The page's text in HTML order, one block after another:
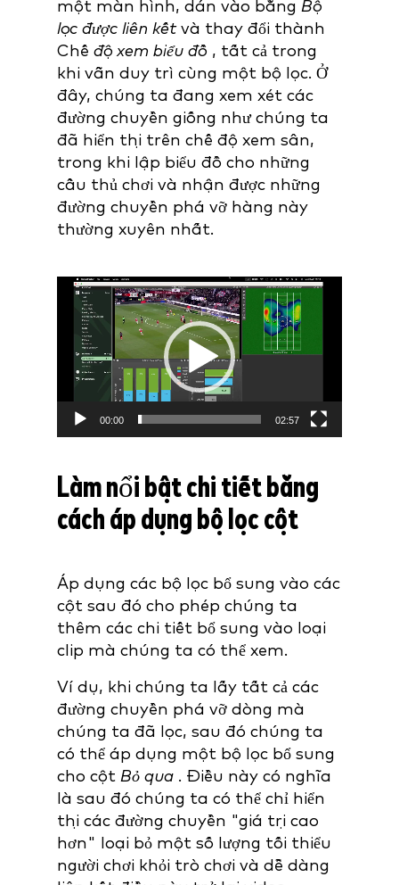
một màn hình, dán vào bằng Bộ
lọc được liên kết và thay đổi thành
Chế độ xem biểu đồ , tất cả trong
khi vẫn duy trì cùng một bộ lọc. Ở
đây, chúng ta đang xem xét các
đường chuyền giống như chúng ta
đã hiển thị trên chế độ xem sân,
trong khi lập biểu đồ cho những
cầu thủ chơi và nhận được những
đường chuyền phá vỡ hàng này
thường xuyên nhất.
Video
Player
00:00 02:57
Làm nổi bật chi tiết bằng
cách áp dụng bộ lọc cột
Áp dụng các bộ lọc bổ sung vào các
cột sau đó cho phép chúng ta
thêm các chi tiết bổ sung vào loại
clip mà chúng ta có thể xem.
Ví dụ, khi chúng ta lấy tất cả các
đường chuyền phá vỡ dòng mà
chúng ta đã lọc, sau đó chúng ta
có thể áp dụng một bộ lọc bổ sung
cho cột Bỏ qua . Điều này có nghĩa
là sau đó chúng ta có thể chỉ hiển
thị các đường chuyền "giá trị cao
hơn" loại bỏ một số lượng tối thiểu
người chơi khỏi trò chơi và dễ dàng